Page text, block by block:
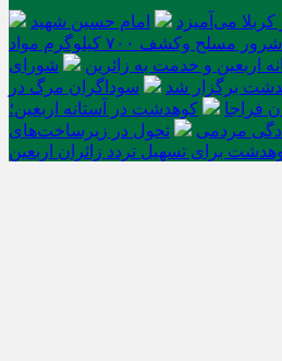
می‌آمیزد
امام حسین شهید
هلاکت چهار شرور مسلح وکشف ۷۰۰ کیلوگرم مواد
اربعین و خدمت‌ به زائرین
شورای
برگزار شد
سوداگران مرگ در
فراجا
کوهدشت در آستانه اربعین؛
مردمی
تحول در زیرساخت‌های
برای تسهیل تردد زائران اربعین